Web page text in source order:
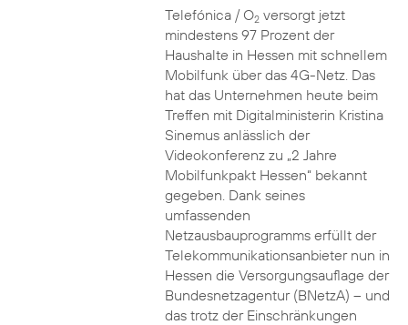
Telefónica / O2versorgt jetzt
mindestens 97 Prozent der
Haushalte in Hessen mit schnellem
Mobilfunk über das 4G-Netz. Das
hat das Unternehmen heute beim
Treffen mit Digitalministerin Kristina
Sinemus anlässlich der
Videokonferenz zu „2 Jahre
Mobilfunkpakt Hessen“ bekannt
gegeben. Dank seines
umfassenden
Netzausbauprogramms erfüllt der
Telekommunikationsanbieter nun in
Hessen die Versorgungsauflage der
Bundesnetzagentur (BNetzA) – und
das trotz der Einschränkungen